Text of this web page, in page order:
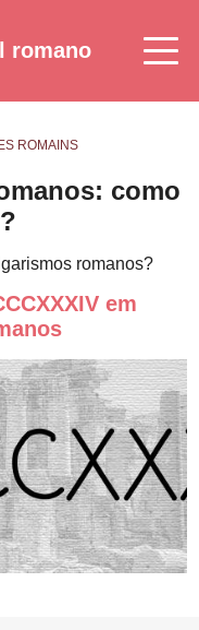
romano
ROMAINS
como
romanos?
em